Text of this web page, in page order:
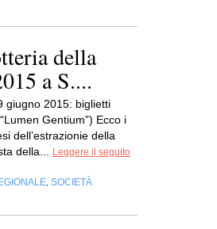
della
a S....
giugno 2015: biglietti
Gentium”) Ecco i
dell’estrazionie della
della...
Leggere il seguito
SOCIETÀ